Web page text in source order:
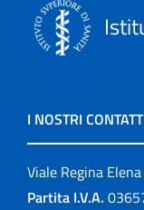
I NOSTRI
Viale Regina
Partita I.V.A.